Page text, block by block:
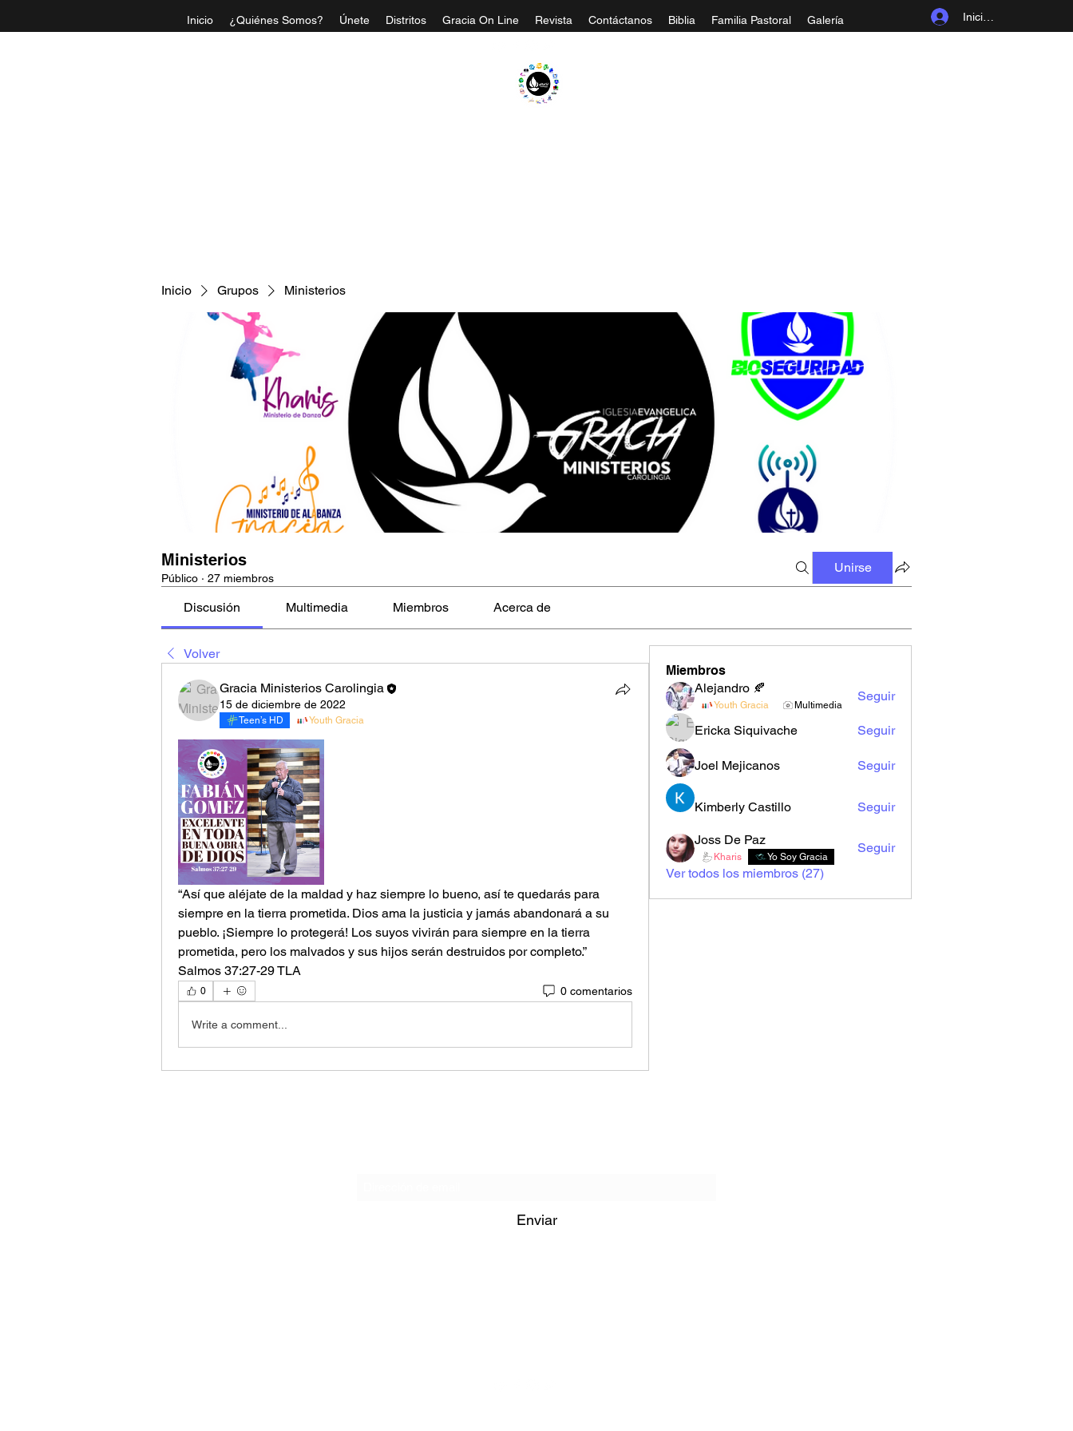
Iniciar sesión
Inicio ¿Quiénes Somos? Únete Distritos Gracia On Line Revista Contáctanos Biblia Familia Pastoral Galería
Inicio Grupos Ministerios
Ministerios
Público · 27 miembros
Unirse
Discusión Multimedia Miembros Acerca de
Volver
Gracia Ministerios Carolingia
15 de diciembre de 2022
Teen’s HD Youth Gracia
“Así que aléjate de la maldad y haz siempre lo bueno, así te quedarás para
siempre en la tierra prometida. Dios ama la justicia y jamás abandonará a su
pueblo. ¡Siempre lo protegerá! Los suyos vivirán para siempre en la tierra
prometida, pero los malvados y sus hijos serán destruidos por completo.”
‭‭Salmos‬ ‭37‬:‭27‬-‭29‬ ‭TLA‬‬
0 0 comentarios
Write a comment...
Miembros
Alejandro 🍂
Youth Gracia Multimedia
Seguir
Ericka Siquivache Seguir
Joel Mejicanos Seguir
Kimberly Castillo Seguir
Joss De Paz
Kharis Yo Soy Gracia
Seguir
Ver todos los miembros (27)
Enviar